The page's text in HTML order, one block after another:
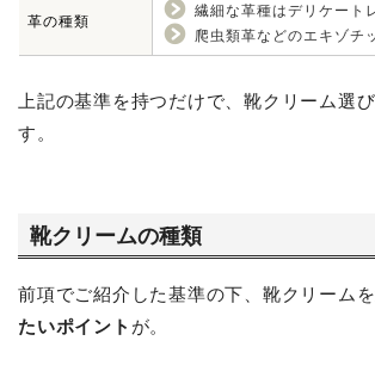
革の種類
繊細な革種はデリケート
爬虫類革などのエキゾチ
上記の基準を持つだけで、靴クリーム選
す。
靴クリームの種類
前項でご紹介した基準の下、靴クリーム
たいポイント が。